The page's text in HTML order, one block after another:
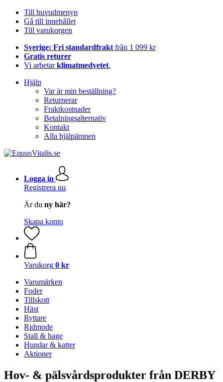
Till huvudmenyn
Gå till innehållet
Till varukorgen
Sverige: Fri standardfrakt från 1 099 kr
Gratis returer
Vi arbetarklimatmedvetet.
Hjälp
Var är min beställning?
Returnerar
Fraktkostnader
Betalningsalternativ
Kontakt
Alla hjälpämnen
Logga in
Registrera nu
Är du ny här?
Skapa konto
Varukorg 0 kr
Varumärken
Foder
Tillskott
Häst
Ryttare
Ridmode
Stall & hage
Hundar & katter
Aktioner
Hov- & pälsvårdsprodukter från DERBY